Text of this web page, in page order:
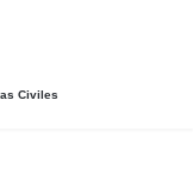
Civiles